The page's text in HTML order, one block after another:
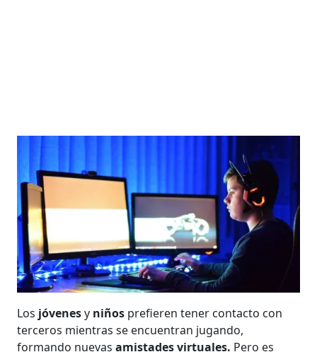
Los jóvenesy niños prefieren tener contacto con
terceros mientras se encuentran jugando,
formando nuevasamistades virtuales. Pero es